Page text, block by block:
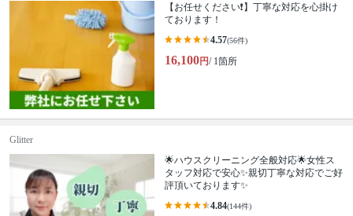
【お任せください❗️】丁寧な対応を心掛け
ております！
4.57(56件)
16,100円/ 1箇所
Glitter
🌟ハウスクリーニング全般対応🌟女性ス
タッフ対応で安心✨親切丁寧な対応でご好
評頂いております✨
4.84(144件)